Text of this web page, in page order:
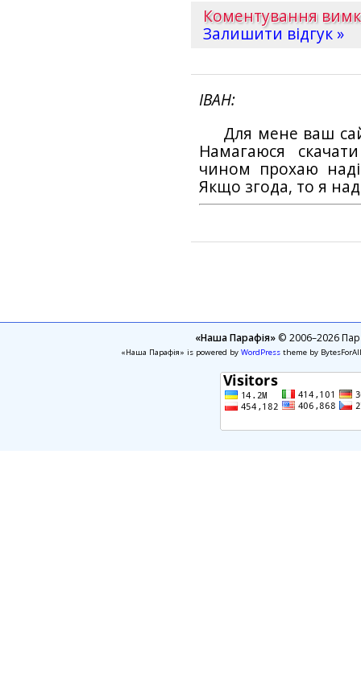
Коментування
Залишити відгук »
ІВАН
Для мене ваш
Намагаюся
чином прохаю
Якщо згода, то я
«Наша Парафія»© 2006–2026
«Наша Парафія» is powered by WordPresstheme by